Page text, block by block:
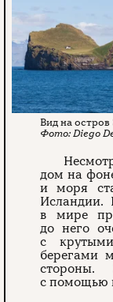
Вид на остров
Diego
дом на
и моря
Исландии.
в мире
до него
с
берегами
стороны.
с помощью